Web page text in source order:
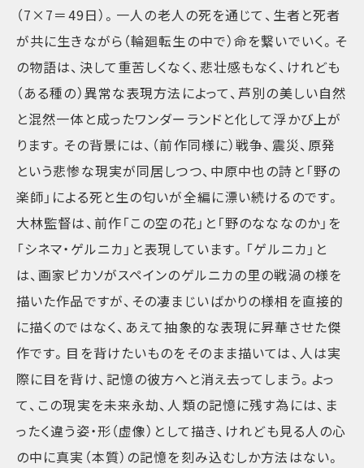
（7×7＝49日）。一人の老人の死を通じて、生者と死者
が共に生きながら（輪廻転生の中で）命を繋いでいく。そ
の物語は、決して重苦しくなく、悲壮感もなく、けれども
（ある種の）異常な表現方法によって、芦別の美しい自然
と混然一体と成ったワンダーランドと化して浮かび上が
ります。その背景には、（前作同様に）戦争、震災、原発
という悲惨な現実が同居しつつ、中原中也の詩と「野の
楽師」による死と生の匂いが全編に漂い続けるのです。
大林監督は、前作「この空の花」と「野のなななのか」を
「シネマ・ゲルニカ」と表現しています。「ゲルニカ」と
は、画家ピカソがスペインのゲルニカの里の戦渦の様を
描いた作品ですが、その凄まじいばかりの様相を直接的
に描くのではなく、あえて抽象的な表現に昇華させた傑
作です。目を背けたいものをそのまま描いては、人は実
際に目を背け、記憶の彼方へと消え去ってしまう。よっ
て、この現実を未来永劫、人類の記憶に残す為には、ま
ったく違う姿・形（虚像）として描き、けれども見る人の心
の中に真実（本質）の記憶を刻み込むしか方法はない。